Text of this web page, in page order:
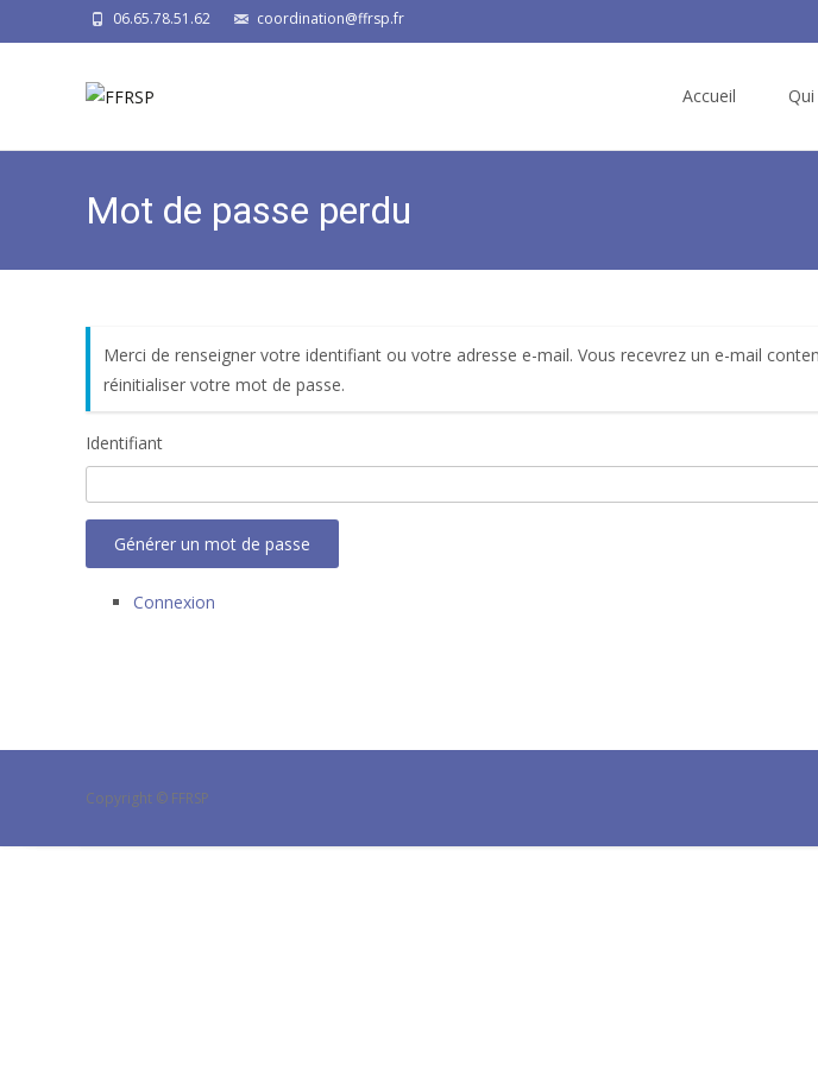
06.65.78.51.62 coordination@ffrsp.fr
Accueil
Mot de passe perdu
Merci de renseigner votre identifiant ou votre adresse e-mail. Vous recevrez un e-mail
réinitialiser votre mot de passe.
Identifiant
Générer un mot de passe
Connexion
Copyright © FFRSP